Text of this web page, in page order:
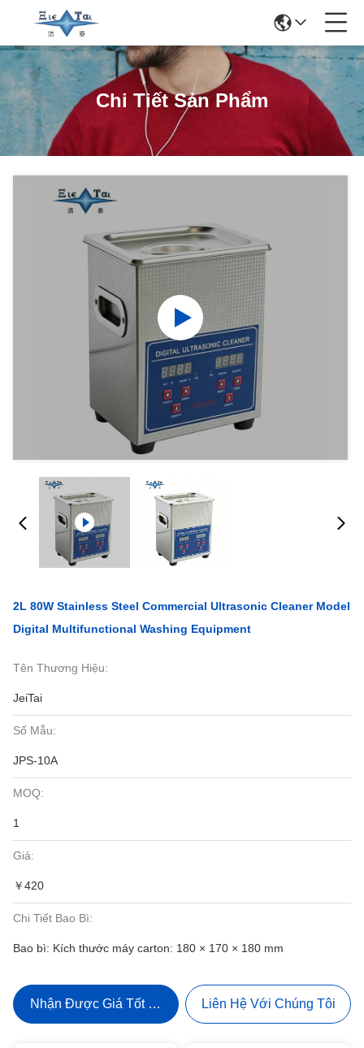
Chi Tiết Sản Phẩm
2L 80W Stainless Steel Commercial Ultrasonic Cleaner Model
Digital Multifunctional Washing Equipment
Tên Thương Hiệu:
JeiTai
Số Mẫu:
JPS-10A
MOQ:
1
Giá:
￥420
Chi Tiết Bao Bì:
Bao bì: Kích thước máy carton: 180 × 170 × 180 mm
Nhận Được Giá Tốt Nhất Liên Hệ Với Chúng Tôi